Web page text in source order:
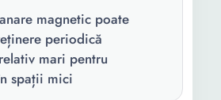
115 cm
magnetic poate
periodică
mari pentru
spații mici